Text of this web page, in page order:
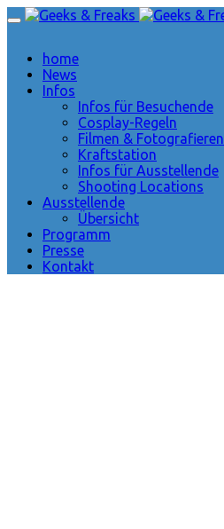
home
News
Infos
Infos für Besuchende
Cosplay-Regeln
Filmen & Fotografieren
Kraftstation
Infos für Ausstellende
Shooting Locations
Ausstellende
Übersicht
Programm
Presse
Kontakt